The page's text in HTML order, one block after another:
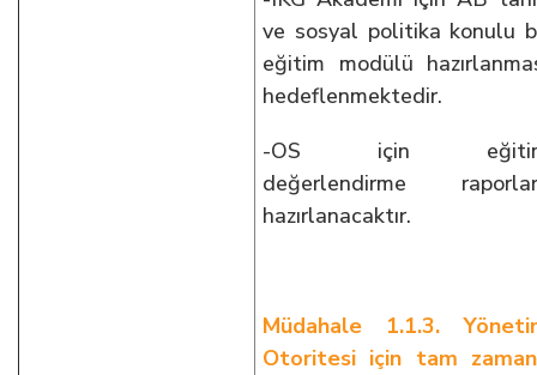
ve sosyal politika konulu
eğitim modülü
hedeflenmektedir.
-OS için
değerlendirme
hazırlanacaktır.
Müdahale 1.1.3.
Otoritesi için tam